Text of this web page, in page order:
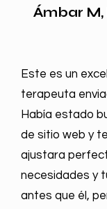
Ámbar M,
Este es un
terapeuta
Había estado
de sitio web y
ajustara
necesidades y
antes que él,